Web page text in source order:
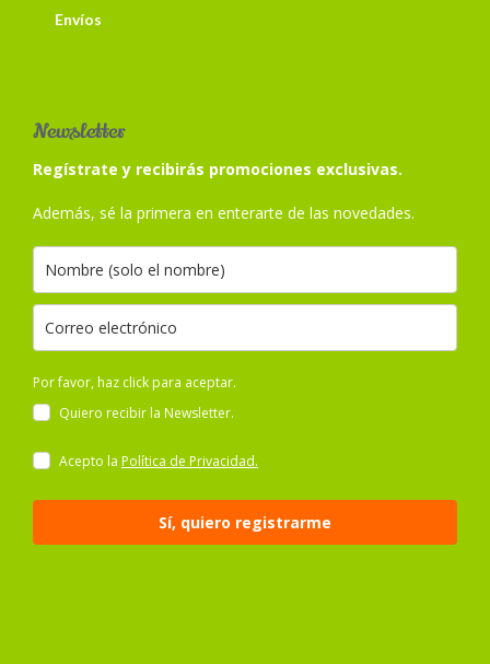
Envíos
Newsletter
Regístrate y recibirás promociones exclusivas.
Además, sé la primera en enterarte de las novedades.
Por favor, haz click para aceptar.
Quiero recibir la Newsletter.
Acepto la Política de Privacidad.
Sí, quiero registrarme